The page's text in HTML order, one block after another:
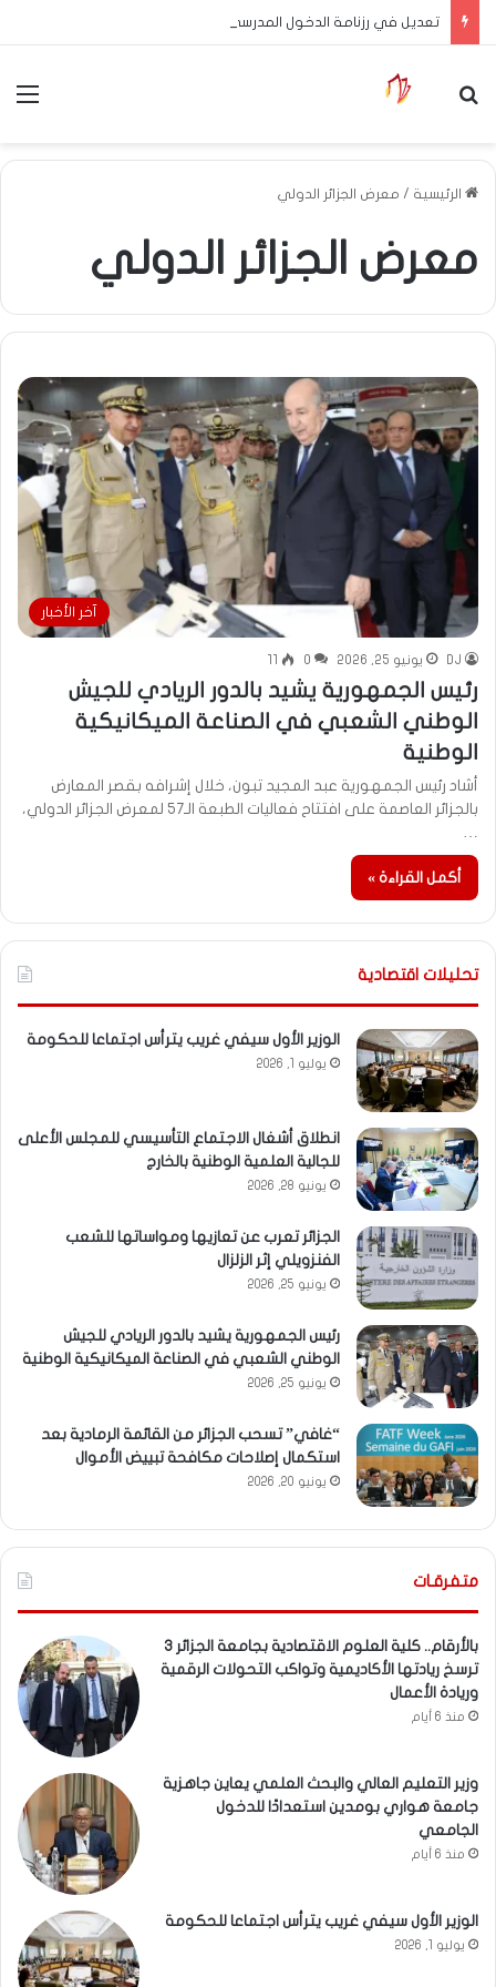
تعديل في رزنامة الدخول المدرسي
بحث عن
الرئيسية / معرض الجزائر الدولي
معرض الجزائر الدولي
آخر الأخبار
DJ يونيو 25, 2026 0
11
رئيس الجمهورية يشيد بالدور الريادي للجيش
الوطني الشعبي في الصناعة الميكانيكية
الوطنية
أشاد رئيس الجمهورية عبد المجيد تبون، خلال إشرافه بقصر المعارض
بالجزائر العاصمة على افتتاح فعاليات الطبعة الـ57 لمعرض الجزائر الدولي،
أكمل القراءة »
تحليلات اقتصادية
الوزير الأول سيفي غريب يترأس اجتماعا للحكومة
يوليو 1, 2026
انطلاق أشغال الاجتماع التأسيسي للمجلس الأعلى
للجالية العلمية الوطنية بالخارج
يونيو 28, 2026
الجزائر تعرب عن تعازيها ومواساتها للشعب
الفنزويلي إثر الزلزال
يونيو 25, 2026
رئيس الجمهورية يشيد بالدور الريادي للجيش
الوطني الشعبي في الصناعة الميكانيكية الوطنية
يونيو 25, 2026
“غافي” تسحب الجزائر من القائمة الرمادية بعد
استكمال إصلاحات مكافحة تبييض الأموال
يونيو 20, 2026
متفرقـات
بالأرقام.. كلية العلوم الاقتصادية بجامعة الجزائر 3
ترسخ ريادتها الأكاديمية وتواكب التحولات الرقمية
وريادة الأعمال
منذ 6 أيام
وزير التعليم العالي والبحث العلمي يعاين جاهزية
جامعة هواري بومدين استعدادًا للدخول
الجامعي
منذ 6 أيام
الوزير الأول سيفي غريب يترأس اجتماعا للحكومة
يوليو 1, 2026